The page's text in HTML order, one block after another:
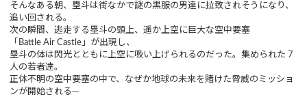
そんなある朝、塁斗は街なかで謎の黒服の男達に拉致されそうになり、
追い回される。
次の瞬間、逃走する塁斗の頭上、遥か上空に巨大な空中要塞
「Battle Air Castle」が出現し、
塁斗の体は閃光とともに上空に吸い上げられるのだった。集められた 7
人の若者達。
正体不明の空中要塞の中で、なぜか地球の未来を賭けた脅威のミッショ
ンが開始される─